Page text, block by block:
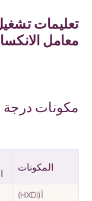
تعليمات
معامل الانكسار
مكونات درجة 1.1 كجم
المكونات
أ(HXDI)